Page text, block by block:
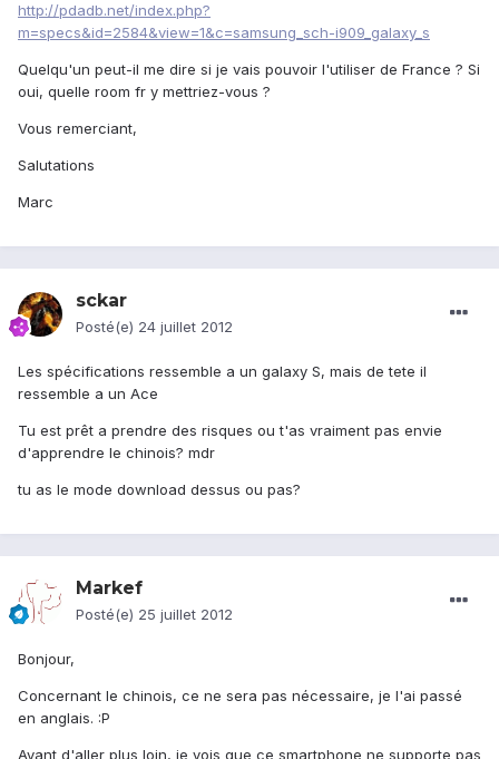
http://pdadb.net/index.php?
m=specs&id=2584&view=1&c=samsung_sch-i909_galaxy_s
Quelqu'un peut-il me dire si je vais pouvoir l'utiliser de France ? Si
oui, quelle room fr y mettriez-vous ?
Vous remerciant,
Salutations
Marc
sckar
Posté(e) 24 juillet 2012
Les spécifications ressemble a un galaxy S, mais de tete il
ressemble a un Ace
Tu est prêt a prendre des risques ou t'as vraiment pas envie
d'apprendre le chinois? mdr
tu as le mode download dessus ou pas?
Markef
Posté(e) 25 juillet 2012
Bonjour,
Concernant le chinois, ce ne sera pas nécessaire, je l'ai passé
en anglais. :P
Avant d'aller plus loin, je vois que ce smartphone ne supporte pas